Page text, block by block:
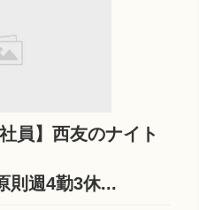
員】西友のナイト
則週4勤3休...